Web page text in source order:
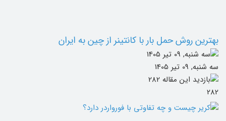
بهترین روش حمل بار با کانتینر از چین به ایران
سه شنبه, 09 تیر 1405
282